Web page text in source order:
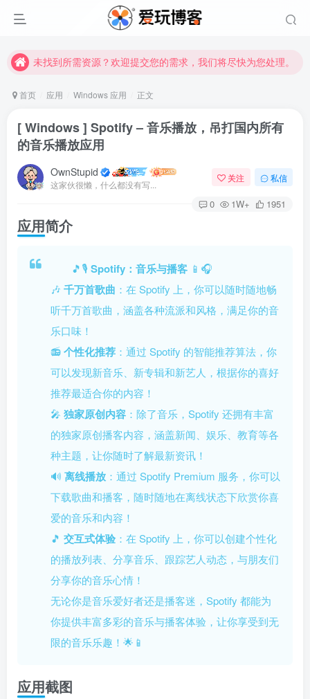
未找到所需资源？欢迎提交您的需求，我们将尽快为您处理。
未找到所需资源？欢迎提交您的需求，我们将尽快为您处理。
首页 应用 Windows 应用 正文
[ Windows ] Spotify – 音乐播放，吊打国内所有
的音乐播放应用
OwnStupid
这家伙很懒，什么都没有写...
关注 私信
0 1W+ 1951
应用简介
🎵🎙️ Spotify：音乐与播客 📱🎧
🎶 千万首歌曲 ：在 Spotify 上，你可以随时随地畅
听千万首歌曲，涵盖各种流派和风格，满足你的音
乐口味！
📻个性化推荐 ：通过 Spotify 的智能推荐算法，你
可以发现新音乐、新专辑和新艺人，根据你的喜好
推荐最适合你的内容！
🎤 独家原创内容 ：除了音乐，Spotify 还拥有丰富
的独家原创播客内容，涵盖新闻、娱乐、教育等各
种主题，让你随时了解最新资讯！
🔊 离线播放 ：通过 Spotify Premium 服务，你可以
下载歌曲和播客，随时随地在离线状态下欣赏你喜
爱的音乐和内容！
🎵 交互式体验：在 Spotify 上，你可以创建个性化
的播放列表、分享音乐、跟踪艺人动态，与朋友们
分享你的音乐心情！
无论你是音乐爱好者还是播客迷，Spotify 都能为
你提供丰富多彩的音乐与播客体验，让你享受到无
限的音乐乐趣！🌟📱
应用截图
登录
用户名或邮箱
登录
社交账号登录
使用社交账号登录即表示同意用户协议 、